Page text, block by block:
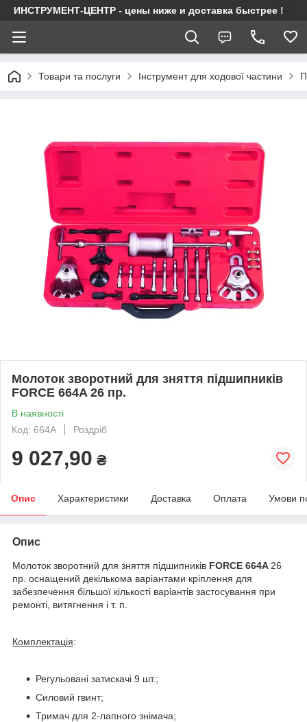
ИНСТРУМЕНТ-ЦЕНТР - цены ниже и доставка быстрее !
Товари та послуги Інструмент для ходової частини
Молоток зворотний для зняття підшипників
FORCE 664A 26 пр.
В наявності
Код: 664A
Роздріб
9 027,90 ₴
Опис Характеристики Доставка Оплата Умови
Опис
Молоток зворотний для зняття підшипників FORCE 664A 26
пр. оснащений декількома варіантами кріплення для
забезпечення більшої кількості варіантів застосування при
ремонті, витягнення і т. п.
Комплектація:
Регульовані затискачі 9 шт.;
Силовий гвинт;
Тримач для 2-лапного знімача;